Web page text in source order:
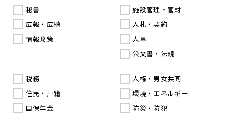
秘書
広報・広聴
情報政策
施設管理・管財
入札・契約
人事
公文書・法規
税務
住民・戸籍
国保年金
人権・男女共同
環境・エネルギー
防災・防犯